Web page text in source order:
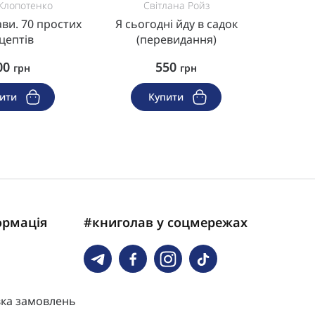
70 простих
грн
Світлана Ройз
Я сьогодні йду в садок
(перевидання)
550 грн
Купити
замовлень
#книголав у соцмережах